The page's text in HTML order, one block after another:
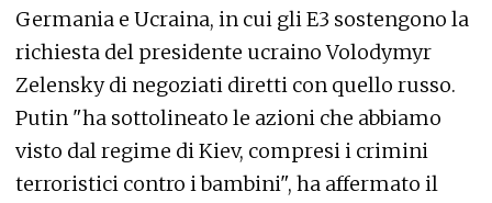
Germania e Ucraina, in cui gli E3 sostengono la
richiesta del presidente ucraino Volodymyr
Zelensky di negoziati diretti con quello russo.
Putin "ha sottolineato le azioni che abbiamo
visto dal regime di Kiev, compresi i crimini
terroristici contro i bambini", ha affermato il